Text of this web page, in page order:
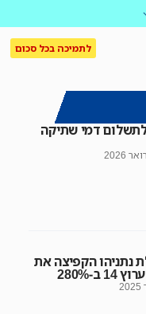
לתמיכה בכל סכום
דמי שתיקה
נתניהו הקפיצה את
280%